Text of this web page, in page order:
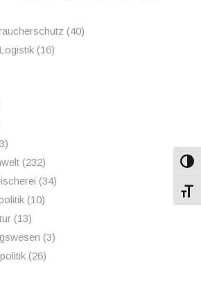
(40)
(16)
(232)
(34)
(10)
(13)
(3)
(26)